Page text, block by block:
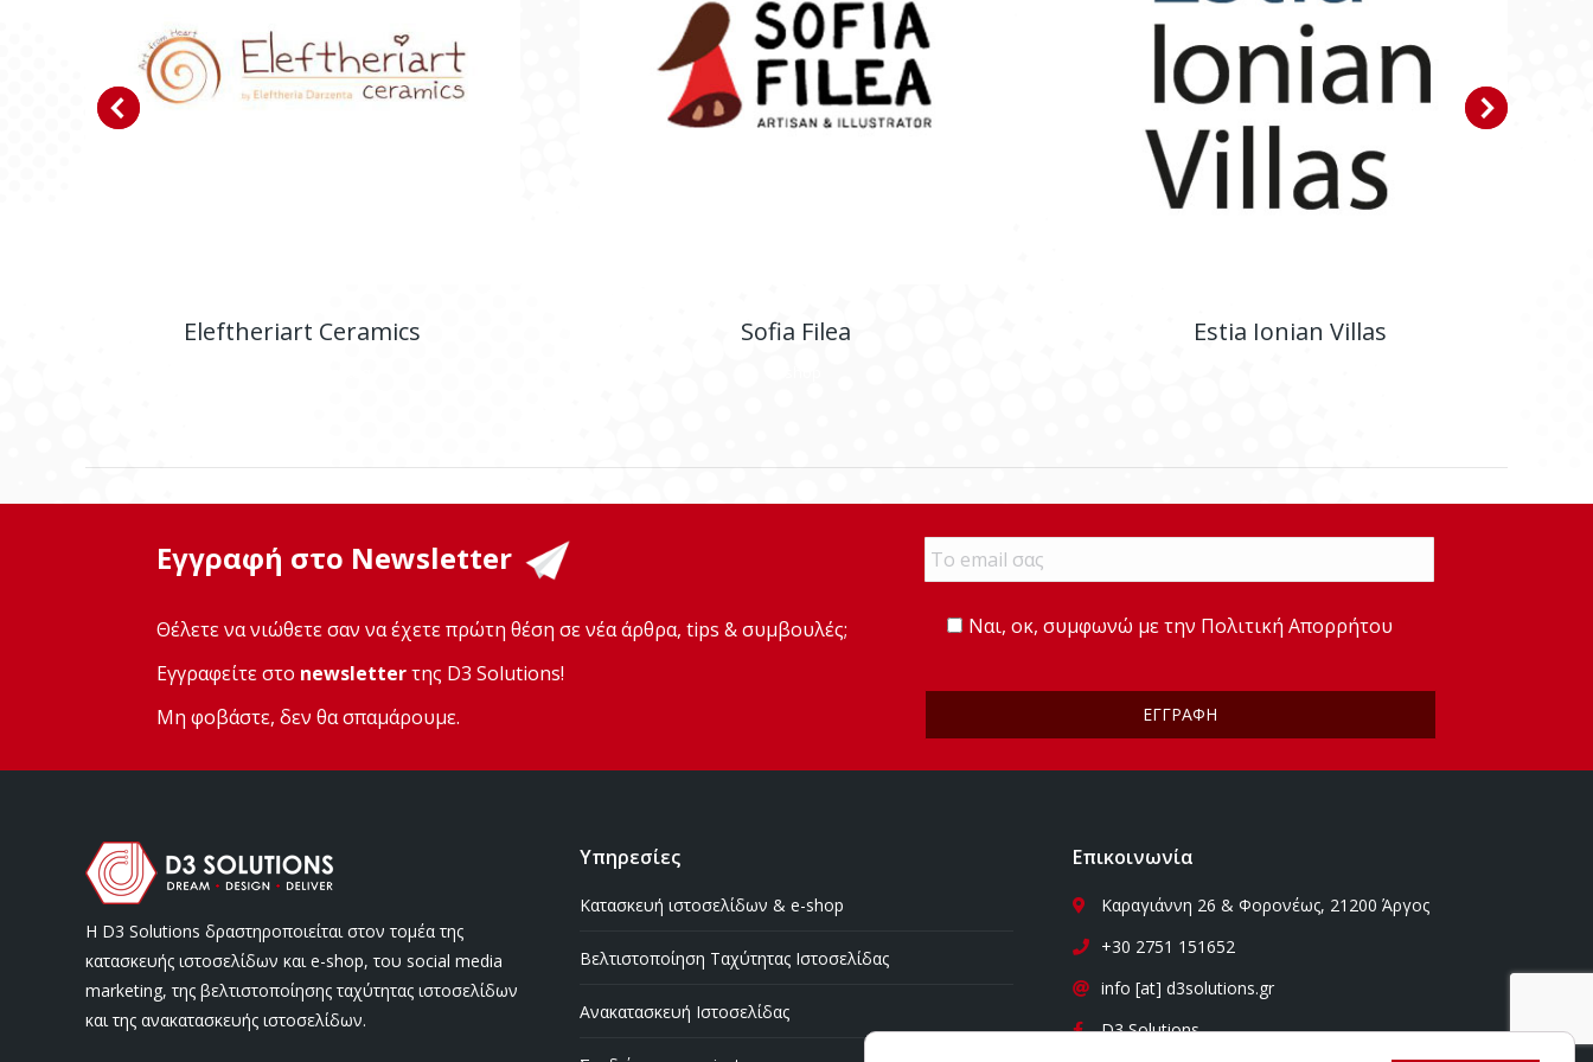
Eleftheriart Ceramics Sofia Filea Estia Ionian Villas
Εγγραφή στο Newsletter
Θέλετε να νιώθετε σαν να έχετε πρώτη θέση σε νέα άρθρα, tips & συμβουλές;
Εγγραφείτε στο newsletterτης D3 Solutions!
Μη φοβάστε, δεν θα σπαμάρουμε.
Email *
Ναι, οκ, συμφωνώ με την Πολιτική Απορρήτου
Η D3 Solutions δραστηροποιείται στον τομέα της
κατασκευής ιστοσελίδων και e-shop, του social media
marketing, της βελτιστοποίησης ταχύτητας ιστοσελίδων
και της ανακατασκευής ιστοσελίδων.
Υπηρεσίες
Κατασκευή ιστοσελίδων & e-shop
Βελτιστοποίηση Ταχύτητας Ιστοσελίδας
Ανακατασκευή Ιστοσελίδας
Επικοινωνία
Καραγιάννη 26 & Φορονέως, 21200 Άργος
+30 2751 151652
info [at] d3solutions.gr
D3 Solutions